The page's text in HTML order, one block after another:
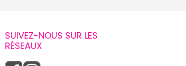
SUIVEZ-NOUS SUR LES
RÉSEAUX